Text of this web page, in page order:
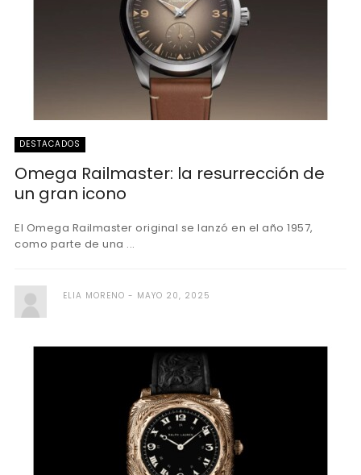
DESTACADOS
Omega Railmaster: la resurrección de
un gran icono
El Omega Railmaster original se lanzó en el año 1957,
como parte de una ...
ELIA MORENO MAYO 20, 2025